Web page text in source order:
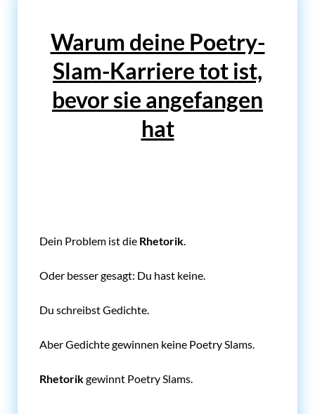
Warum deine Poetry-
Slam-Karriere tot ist,
bevor sie angefangen
hat
Dein Problem ist die Rhetorik.
Oder besser gesagt: Du hast keine.
Du schreibst Gedichte.
Aber Gedichte gewinnen keine Poetry Slams.
Rhetorikgewinnt Poetry Slams.